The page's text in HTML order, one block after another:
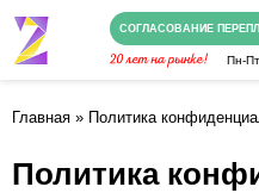
СОГЛАСОВАНИЕ
Пн-Пт
Главная » Политика
Политика